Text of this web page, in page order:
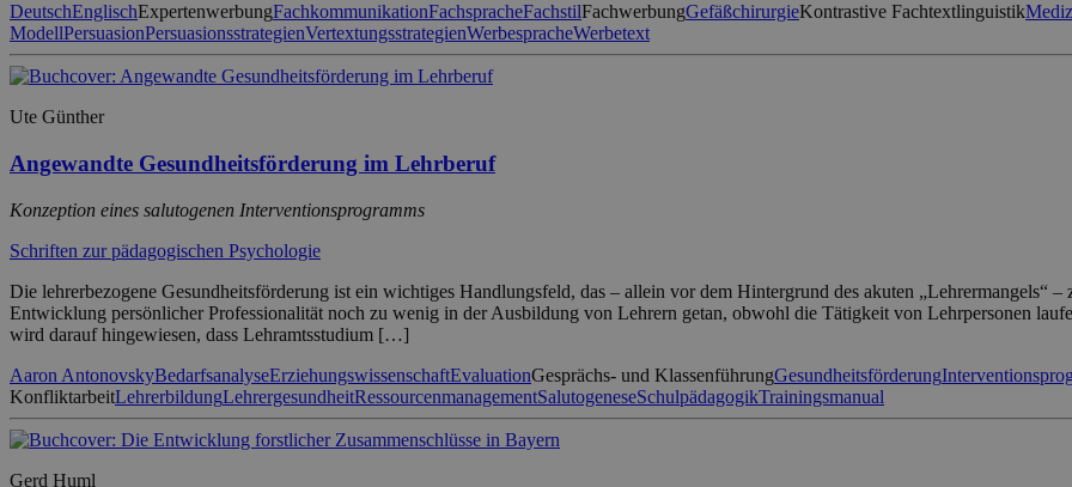
DeutschEnglischExpertenwerbungFachkommunikationFachspracheFachstilFachwerbungGefäßchirurgieKontrastive Fachtextlinguistik
ModellPersuasionPersuasionsstrategienVertextungsstrategienWerbespracheWerbetext
Ute Günther
Angewandte Gesundheitsförderung im Lehrberuf
Konzeption eines salutogenen Interventionsprogramms
Schriften zur pädagogischen Psychologie
Die lehrerbezogene Gesundheitsförderung ist ein wichtiges Handlungsfeld, das – allein vor dem Hintergrund des akuten „Lehrermangels“
Entwicklung persönlicher Professionalität noch zu wenig in der Ausbildung von Lehrern getan, obwohl die Tätigkeit von Lehrpersonen
wird darauf hingewiesen, dass Lehramtsstudium […]
Aaron AntonovskyBedarfsanalyseErziehungswissenschaftEvaluationGesprächs- und KlassenführungGesundheitsförderung
KonfliktarbeitLehrerbildungLehrergesundheitRessourcenmanagementSalutogeneseSchulpädagogikTrainingsmanual
Gerd Huml